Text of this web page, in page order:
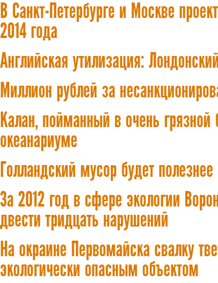
В Санкт-Петербурге и Москве
2014 года
Английская утилизация:
Миллион рублей за
Калан, пойманный в очень
океанариуме
Голландский мусор будет
За 2012 год в сфере экологии
двести тридцать нарушений
На окраине Первомайска свалку
экологически опасным объектом